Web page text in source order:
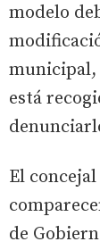
modelo
municipal,
está
El
de